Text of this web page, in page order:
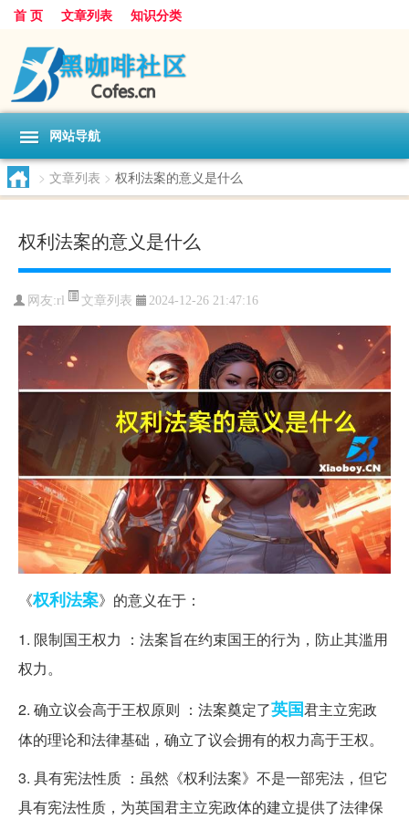
首 页 文章列表 知识分类
网站导航
> 文章列表 > 权利法案的意义是什么
权利法案的意义是什么
网友:rl 文章列表 2024-12-26 21:47:16
《权利法案》的意义在于：
1. 限制国王权力 ：法案旨在约束国王的行为，防止其滥用
权力。
2. 确立议会高于王权原则 ：法案奠定了英国君主立宪政
体的理论和法律基础，确立了议会拥有的权力高于王权。
3. 具有宪法性质 ：虽然《权利法案》不是一部宪法，但它
具有宪法性质，为英国君主立宪政体的建立提供了法律保